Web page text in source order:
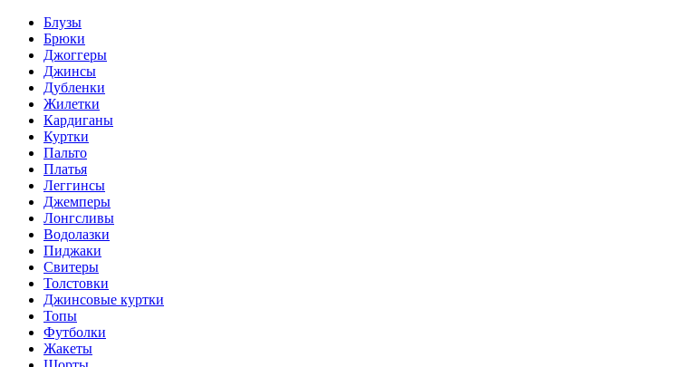
Блузы
Брюки
Джоггеры
Джинсы
Дубленки
Жилетки
Кардиганы
Куртки
Пальто
Платья
Леггинсы
Джемперы
Лонгсливы
Водолазки
Пиджаки
Свитеры
Толстовки
Джинсовые куртки
Топы
Футболки
Жакеты